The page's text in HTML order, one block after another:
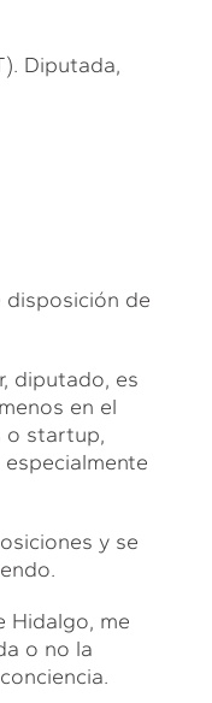
Diputada,
disposición de
diputado, es
en el
o startup,
y se
Hidalgo, me
o no la